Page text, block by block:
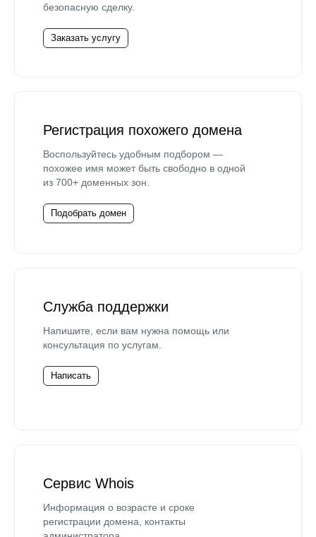
безопасную сделку.
Заказать услугу
Регистрация похожего домена
Воспользуйтесь удобным подбором —
похожее имя может быть свободно в одной
из 700+ доменных зон.
Подобрать домен
Служба поддержки
Напишите, если вам нужна помощь или
консультация по услугам.
Написать
Сервис Whois
Информация о возрасте и сроке
регистрации домена, контакты